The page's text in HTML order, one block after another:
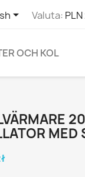
 Valuta: PLN
OCH KOL
MED